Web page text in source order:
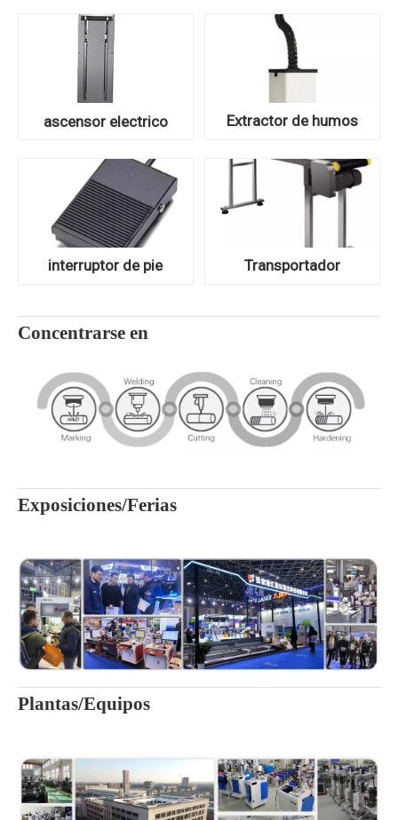
ascensor electrico Extractor de humos
interruptor de pie Transportador
Concentrarse en
Exposiciones/Ferias
Plantas/Equipos